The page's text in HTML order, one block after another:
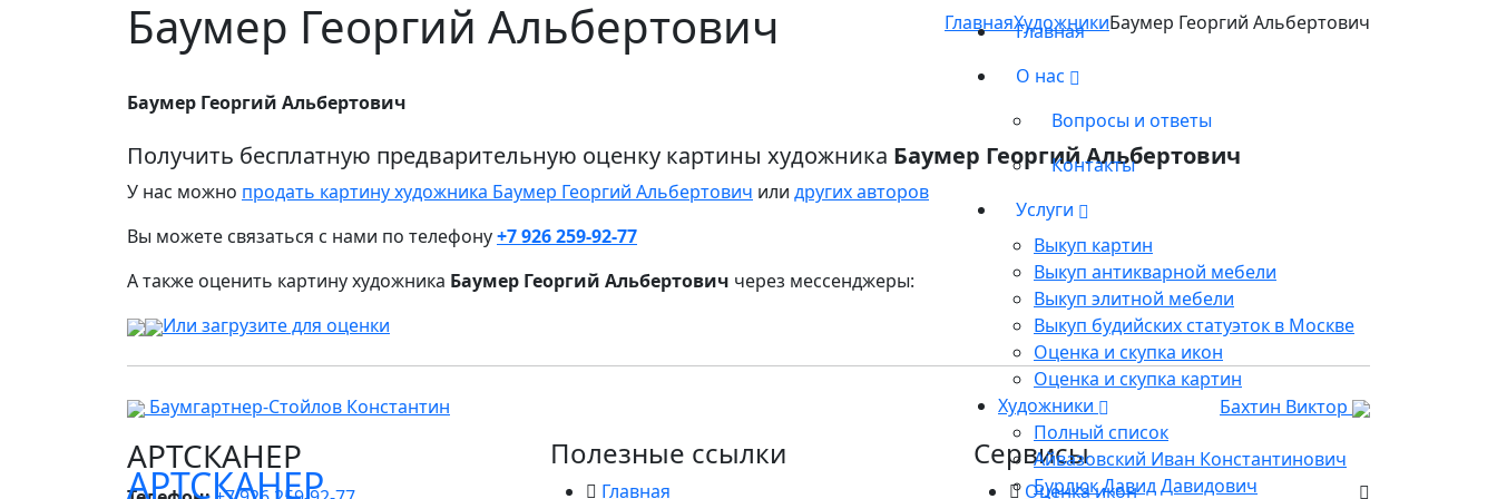
АРТСКАНЕР
Главная
О нас
Вопросы и ответы
Контакты
Услуги
Выкуп картин
Выкуп антикварной мебели
Выкуп элитной мебели
Выкуп будийских статуэток в Москве
Оценка и скупка икон
Оценка и скупка картин
Художники
Полный список
Айвазовский Иван Константинович
Бурлюк Давид Давидович
Баумер Георгий Альбертович ГлавнаяХудожникиБаумер Георгий Альбертович
Баумер Георгий Альбертович
Получить бесплатную предварительную оценку картины художника Баумер Георгий Альбертович
У нас можно продать картину художника Баумер Георгий Альбертович или других авторов
Вы можете связаться с нами по телефону+7 926 259-92-77
А также оценить картину художника Баумер Георгий Альбертович через мессенджеры:
Или загрузите для оценки
Баумгартнер-Стойлов Константин Бахтин Виктор
АРТСКАНЕР Полезные ссылки
Главная
Сервисы
Оценка икон